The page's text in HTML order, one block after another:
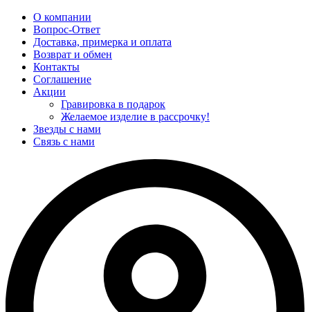
О компании
Вопрос-Ответ
Доставка, примерка и оплата
Возврат и обмен
Контакты
Соглашение
Акции
Гравировка в подарок
Желаемое изделие в рассрочку!
Звезды с нами
Связь с нами